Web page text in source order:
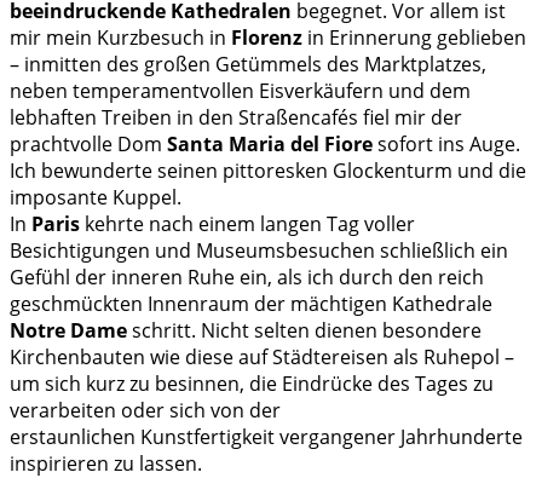
beeindruckende Kathedralen begegnet. Vor allem ist
mir mein Kurzbesuch in Florenz in Erinnerung geblieben
– inmitten des großen Getümmels des Marktplatzes,
neben temperamentvollen Eisverkäufern und dem
lebhaften Treiben in den Straßencafés fiel mir der
prachtvolle Dom Santa Maria del Fioresofort ins Auge.
Ich bewunderte seinen pittoresken Glockenturm und die
imposante Kuppel.
In Paris kehrte nach einem langen Tag voller
Besichtigungen und Museumsbesuchen schließlich ein
Gefühl der inneren Ruhe ein, als ich durch den reich
geschmückten Innenraum der mächtigen Kathedrale
Notre Dameschritt. Nicht selten dienen besondere
Kirchenbauten wie diese auf Städtereisen als Ruhepol –
um sich kurz zu besinnen, die Eindrücke des Tages zu
verarbeiten oder sich von der
erstaunlichen Kunstfertigkeit vergangener Jahrhunderte
inspirieren zu lassen.